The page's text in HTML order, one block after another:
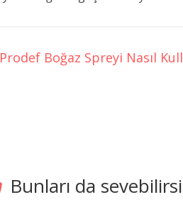
Prodef Boğaz Spreyi Nasıl
Bunları da